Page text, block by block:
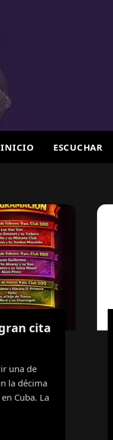
INICIO ESCUCHAR
cita
una de
la décima
Cuba. La